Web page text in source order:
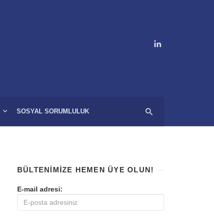
SOSYAL SORUMLULUK
BÜLTENIMIZE HEMEN ÜYE OLUN!
E-mail adresi: